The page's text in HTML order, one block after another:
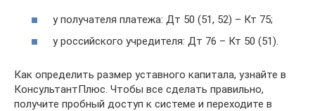
у получателя платежа: Дт 50 (51, 52) – Кт 75;
у российского учредителя: Дт 76 – Кт 50 (51).
Как определить размер уставного капитала, узнайте в
КонсультантПлюс. Чтобы все сделать правильно,
получите пробный доступ к системе и переходите в